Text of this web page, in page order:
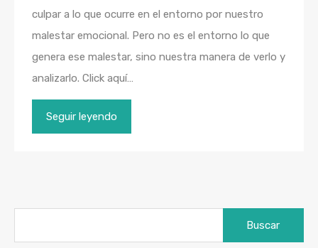
culpar a lo que ocurre en el entorno por nuestro
malestar emocional. Pero no es el entorno lo que
genera ese malestar, sino nuestra manera de verlo y
analizarlo. Click aquí…
Seguir leyendo